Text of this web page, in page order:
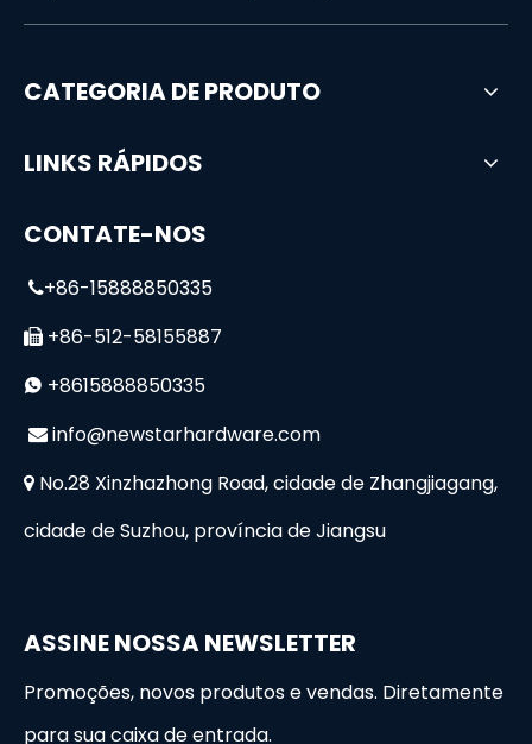
CATEGORIA DE PRODUTO
LINKS RÁPIDOS
CONTATE-NOS
+86-15888850335
 +86-512-58155887
 +8615888850335
 info@newstarhardware.com
 No.28 Xinzhazhong Road, cidade de Zhangjiagang,
cidade de Suzhou, província de Jiangsu
ASSINE NOSSA NEWSLETTER
Promoções, novos produtos e vendas. Diretamente
para sua caixa de entrada.